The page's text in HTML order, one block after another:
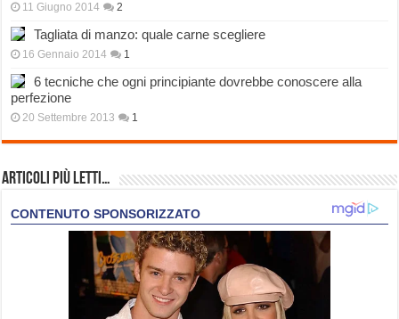
11 Giugno 2014 2
Tagliata di manzo: quale carne scegliere
16 Gennaio 2014 1
6 tecniche che ogni principiante dovrebbe conoscere alla
perfezione
20 Settembre 2013 1
Articoli più Letti…